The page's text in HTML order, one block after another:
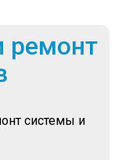
ремонт
системы и